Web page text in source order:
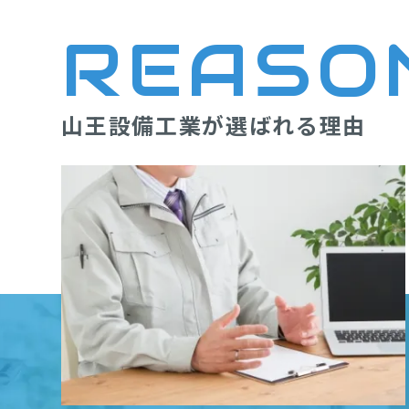
山王設備工業が選ばれる理由